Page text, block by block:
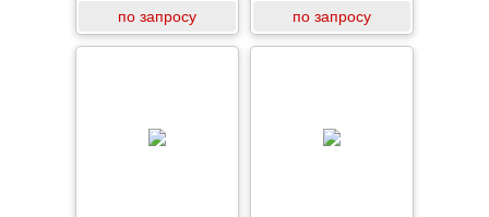
по запросу по запросу